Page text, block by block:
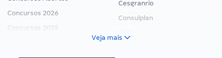
Concursos 2026
Concursos 2025
Cesgranrio
Consulplan
Veja mais